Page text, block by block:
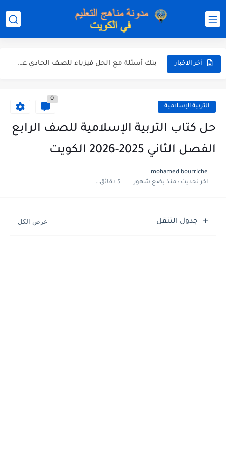
أخر الاخبار بنك أسئلة مع الحل فيزياء للصف الحادي عشر العلمي الفصل...
التربية الإسلامية
0
حل كتاب التربية الإسلامية للصف الرابع
الفصل الثاني 2025-2026 الكويت
mohamed bourriche
اخر تحديث :منذ بضع شهور 5 دقائق للقراءة
جدول التنقل